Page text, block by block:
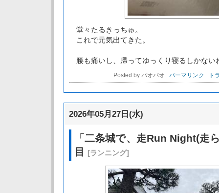
堂々たるきっちゅ。
これで元気出てきた。
腰も痛いし、帰ってゆっくり寝るしかない
Posted by パオパオ パーマリンク ト
2026年05月27日(水)
「二条城で、走Run Night(走
目
[ランニング]